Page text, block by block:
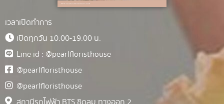
เวลาเปิดทำการ
เปิดทุกวัน 10.00-19.00 น.
Line id : @pearlfloristhouse
@pearlfloristhouse
@pearlfloristhouse